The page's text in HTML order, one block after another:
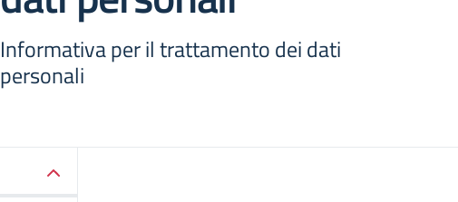
Informativa per il trattamento dei dati
personali